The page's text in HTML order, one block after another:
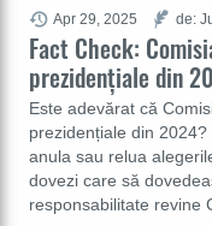
Fact Check:
prezidențiale din
Este adevărat că
prezidențiale din
anula sau relua
dovezi care să
responsabilitate revine
Apr 29, 2025 de: